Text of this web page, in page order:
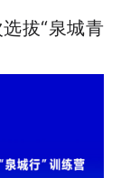
拔“泉城青